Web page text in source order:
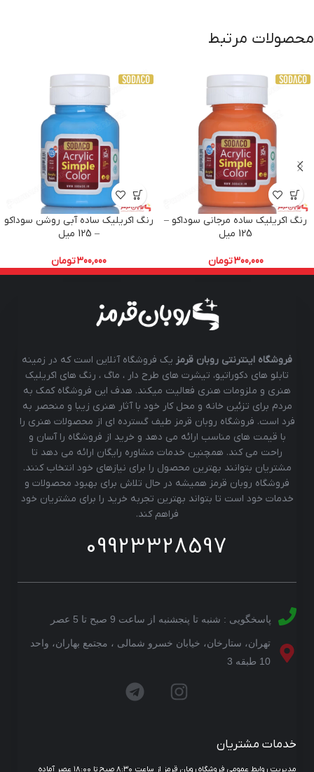
محصولات مرتبط
رنگ اکریلیک ساده مرجانی سوداکو –
125 میل
300,000تومان
رنگ اکریلیک ساده آبی روشن سوداکو
– 125 میل
300,000تومان
فروشگاه اینترنتی روبان قرمز یک فروشگاه آنلاین است که در زمینه
تابلو های دکوراتیو، تیشرت های طرح دار ، ماگ ، رنگ های اکریلیک
هنری و ملزومات هنری فعالیت میکند. هدف این فروشگاه کمک به
مردم برای تزئین خانه و محل کار خود با آثار هنری زیبا و منحصر به
فرد است. فروشگاه روبان قرمز طیف گسترده ای از محصولات هنری را
با قیمت های مناسب ارائه می دهد و خرید از فروشگاه را آسان و
راحت می کند. همچنین خدمات مشاوره رایگان ارائه می دهد تا
مشتریان بتوانند بهترین محصول را برای نیازهای خود انتخاب کنند.
فروشگاه روبان قرمز همیشه در حال تلاش برای بهبود محصولات و
خدمات خود است تا بتواند بهترین تجربه خرید را برای مشتریان خود
فراهم کند.
09923328597
پاسخگویی : شنبه تا پنجشنبه از ساعت 9 صبح تا 5 عصر
تهران، ستارخان، خیابان خسرو شمالی ، مجتمع بهاران، واحد
10 طبقه 3
خدمات مشتریان
مدیریت روابط عمومی فروشگاه روبان قرمز از ساعت ۸:۳۰ صبح تا ۱۸:۰۰ عصر آماده